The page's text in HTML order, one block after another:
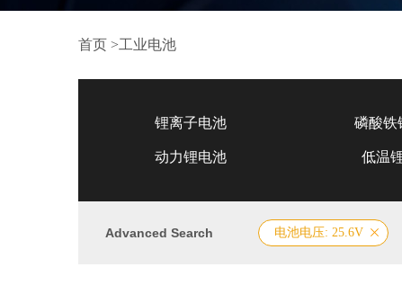
首页 >工业电池
锂离子电池 磷酸铁
动力锂电池 低温
Advanced Search 电池电压: 25.6V